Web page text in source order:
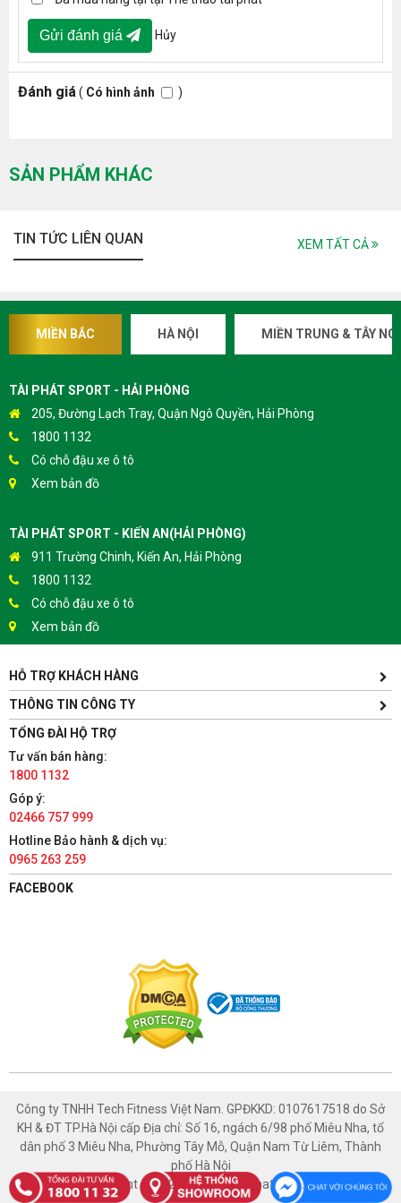
>> Xem thêm các sản phẩm:
Ghế massage Fujikashi FJ-1900
Gửi đánh giá Hủy
Đánh giá( Có hình ảnh )
SẢN PHẨM KHÁC
TIN TỨC LIÊN QUAN XEM TẤT CẢ
MIỀN BẮC HÀ NỘI MIỀN TRUNG & TÂY
TÀI PHÁT SPORT - HẢI PHÒNG
205, Đường Lạch Tray, Quận Ngô Quyền, Hải Phòng
1800 1132
Có chỗ đậu xe ô tô
Xem bản đồ
TÀI PHÁT SPORT - KIẾN AN(HẢI PHÒNG)
911 Trường Chinh, Kiến An, Hải Phòng
1800 1132
Có chỗ đậu xe ô tô
Xem bản đồ
TÀI PHÁT SPORT - HƯNG YÊN
Yên Lịch, Xã Dân Tiến, Huyện Khoái Châu, Hưng Yên(Gần
Trường ĐH Sư Phạm Kỹ Thuật Hưng Yên cách 300m)
1800 1132
Có chỗ đậu xe ô tô
TÀI PHÁT SPORT - HÀ NAM
86 Châu Cầu, Phường Minh Khai, Thành phố Phủ Lý, Hà Nam
1800 1132
TÀI PHÁT SPORT - NAM ĐỊNH
447 Trường Chinh, Phường Thống Nhất, Thành phố Nam Định,
Có chỗ đậu xe ô tô
TÀI PHÁT SPORT - HÒA BÌNH
1129 Đường An Dương Vương, Tổ 2, Phường Thống Nhất,
Thành phố Hòa Bình, Hòa Bình
TỔNG ĐÀI HỘ TRỢ
Tư vấn bán hàng:
1800 1132
Góp ý:
02466 757 999
Hotline Bảo hành & dịch vụ:
0965 263 259
HỖ TRỢ KHÁCH HÀNG
THÔNG TIN CÔNG TY
FACEBOOK
Công ty TNHH Tech Fitness Việt Nam. GPĐKKD: 0107617518 do Sở
KH & ĐT TP.Hà Nội cấp Địa chỉ: Số 16, ngách 6/98 phố Miêu Nha, tổ
dân phố 3 Miêu Nha, Phường Tây Mỗ, Quận Nam Từ Liêm, Thành
phố Hà Nội
Copyright © 2021 Thethaotaiphat.com.vn